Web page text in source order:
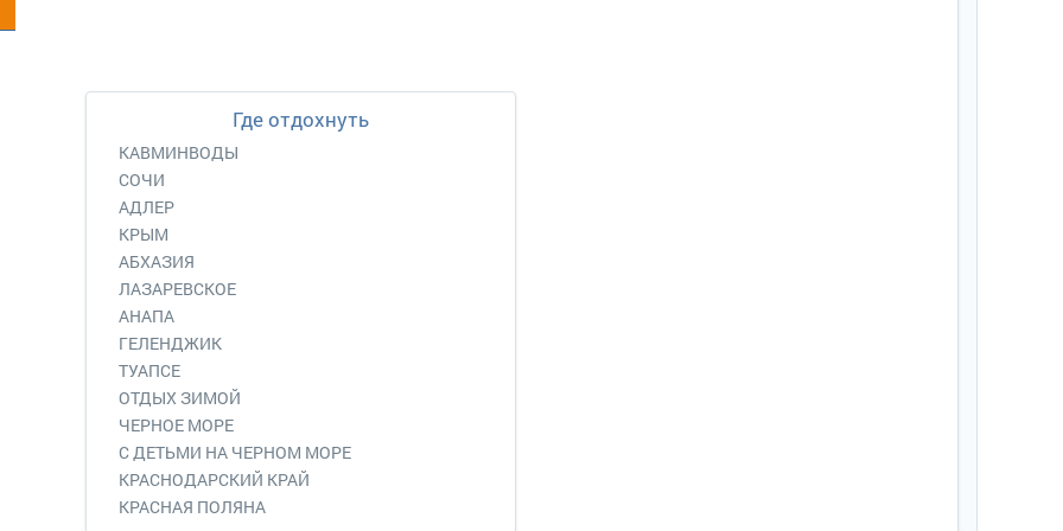
Где отдохнуть
КАВМИНВОДЫ
СОЧИ
АДЛЕР
КРЫМ
АБХАЗИЯ
ЛАЗАРЕВСКОЕ
АНАПА
ГЕЛЕНДЖИК
ТУАПСЕ
ОТДЫХ ЗИМОЙ
ЧЕРНОЕ МОРЕ
С ДЕТЬМИ НА ЧЕРНОМ МОРЕ
КРАСНОДАРСКИЙ КРАЙ
КРАСНАЯ ПОЛЯНА